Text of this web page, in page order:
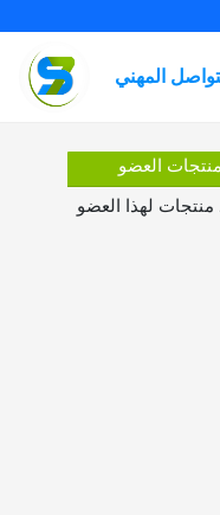
المهني
منتجات العضو
منتجات لهذا العضو